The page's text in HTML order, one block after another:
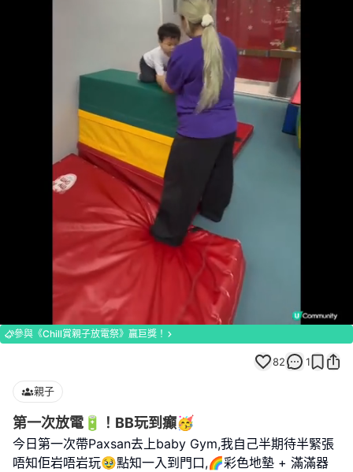
Loaded
100.00%
Unmute
參與《Chill賞親子放電祭》贏巨獎！
82 1
親子
第一次放電🔋！BB玩到癲🥳
今日第一次帶Paxsan去上baby Gym,我自己半期待半緊張
唔知佢岩唔岩玩🥹點知一入到門口,🌈彩色地墊 + 滿滿器